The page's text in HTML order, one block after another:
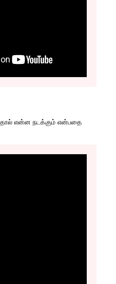
என்ன நடக்கும் என்பதை